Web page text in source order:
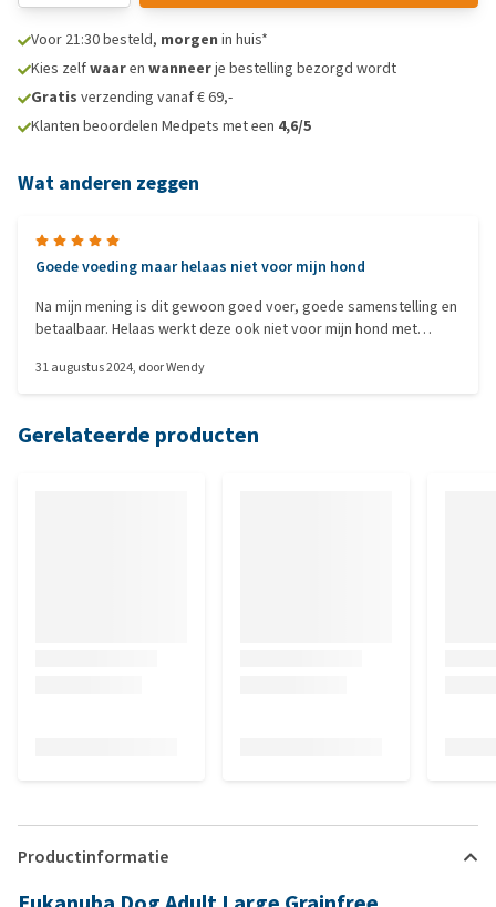
Voor 21:30 besteld, morgen in huis*
Kies zelfwaaren wanneerje bestelling bezorgd wordt
Gratis verzending vanaf € 69,-
Klanten beoordelen Medpets met een 4,6/5
Wat anderen zeggen
Goede voeding maar helaas niet voor mijn hond
Na mijn mening is dit gewoon goed voer, goede samenstelling en
betaalbaar. Helaas werkt deze ook niet voor mijn hond met
staat. En zoals altijd ben ik erg tevreden over de verzending van
31 augustus 2024, doorWendy
Gerelateerde producten
Productinformatie